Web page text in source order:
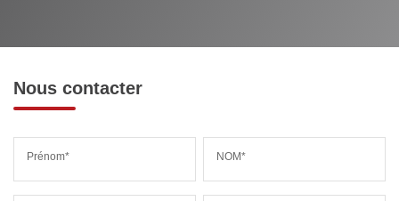
Nous contacter
Prénom* NOM*